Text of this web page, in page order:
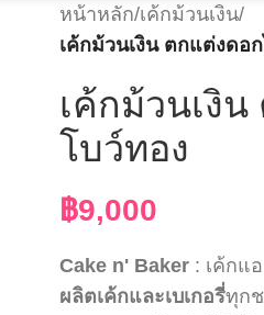
หน้าหลัก/เค้กม้วนเงิน/
เค้กม้วนเงิน ตกแต่งดอ
เค้กม้วนเงิ
โบว์ทอง
฿9,000
Cake n' Baker : เค้กแ
ผลิตเค้กและเบเกอรี่ทุก